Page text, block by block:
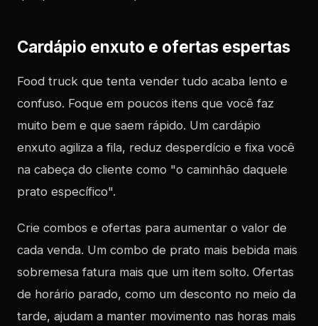
Cardápio enxuto e ofertas espertas
Food truck que tenta vender tudo acaba lento e
confuso. Foque em poucos itens que você faz
muito bem e que saem rápido. Um cardápio
enxuto agiliza a fila, reduz desperdício e fixa você
na cabeça do cliente como "o caminhão daquele
prato específico".
Crie combos e ofertas para aumentar o valor de
cada venda. Um combo de prato mais bebida mais
sobremesa fatura mais que um item solto. Ofertas
de horário parado, como um desconto no meio da
tarde, ajudam a manter movimento nas horas mais